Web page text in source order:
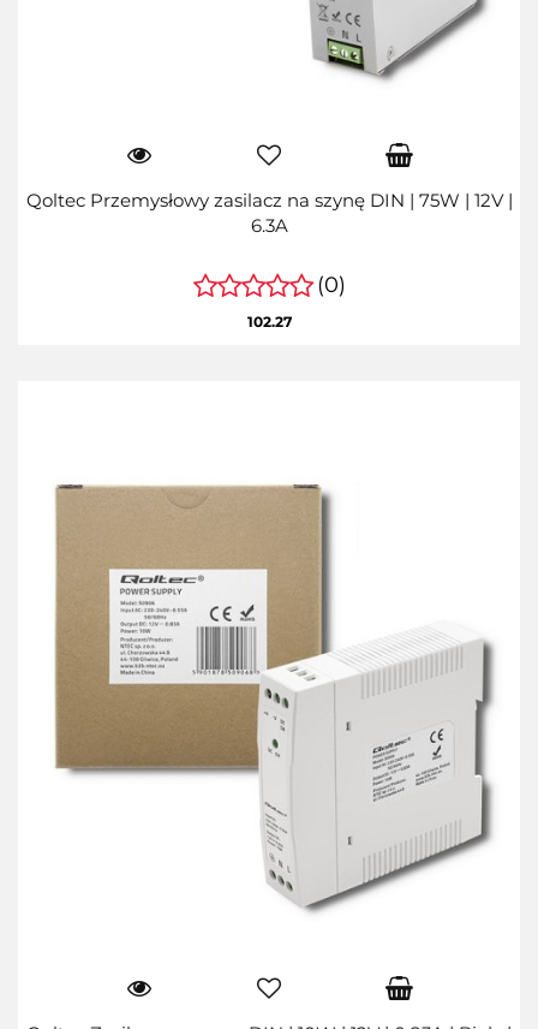
Qoltec Przemysłowy zasilacz na szynę DIN | 75W | 12V |
6.3A
(0)
102.27